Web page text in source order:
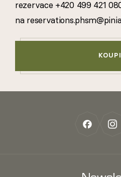
rezervace +420 499 421
na